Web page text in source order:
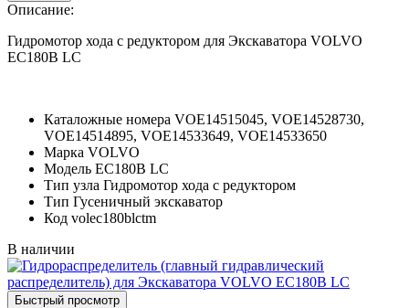
Описание:
Гидромотор хода с редуктором для Экскаватора VOLVO
EC180B LC
Каталожные номера VOE14515045, VOE14528730,
VOE14514895, VOE14533649, VOE14533650
Марка VOLVO
Модель EC180B LC
Тип узла Гидромотор хода с редуктором
Тип Гусеничный экскаватор
Код volec180blctm
В наличии